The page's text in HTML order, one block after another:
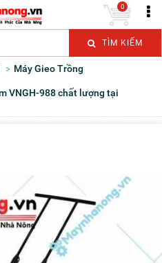
TÌM KIẾM
0
Máy Gieo Trồng